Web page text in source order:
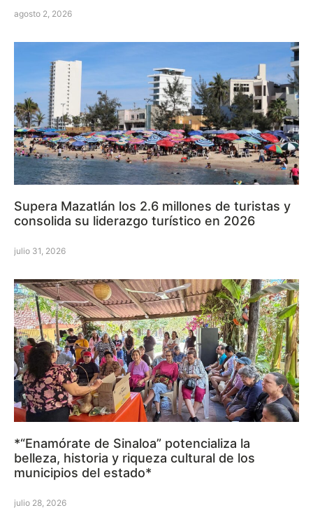
agosto 2, 2026
Supera Mazatlán los 2.6 millones de turistas y
consolida su liderazgo turístico en 2026
julio 31, 2026
*“Enamórate de Sinaloa” potencializa la
belleza, historia y riqueza cultural de los
municipios del estado*
julio 28, 2026